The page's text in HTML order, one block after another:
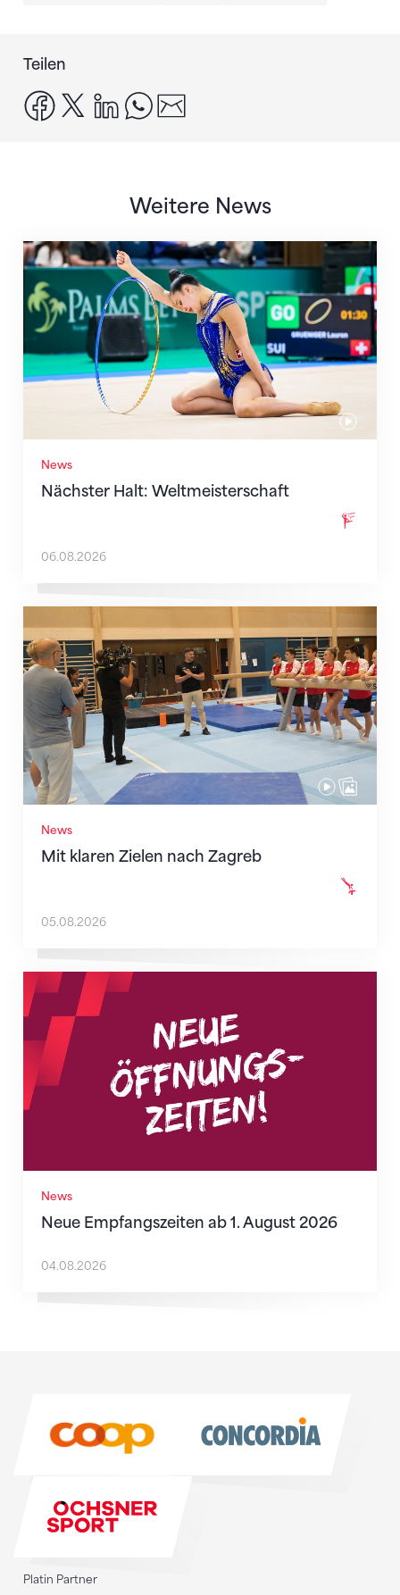
Teilen
facebook
x linkedinwhatsapp
Weitere News
News
Nächster Halt: Weltmeisterschaft
Nächster Halt: Weltmeisterschaft
06.08.2026
News
Mit klaren Zielen nach Zagreb
Mit klaren Zielen nach Zagreb
05.08.2026
News
Neue Empfangszeiten ab 1. August 2026
Neue Empfangszeiten ab 1. August 2026
04.08.2026
Platin Partner